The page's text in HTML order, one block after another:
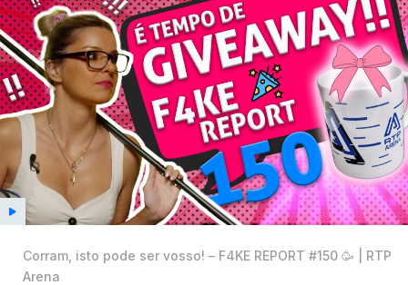
Corram, isto pode ser vosso! – F4KE REPORT #150 🥳 | RTP
Arena